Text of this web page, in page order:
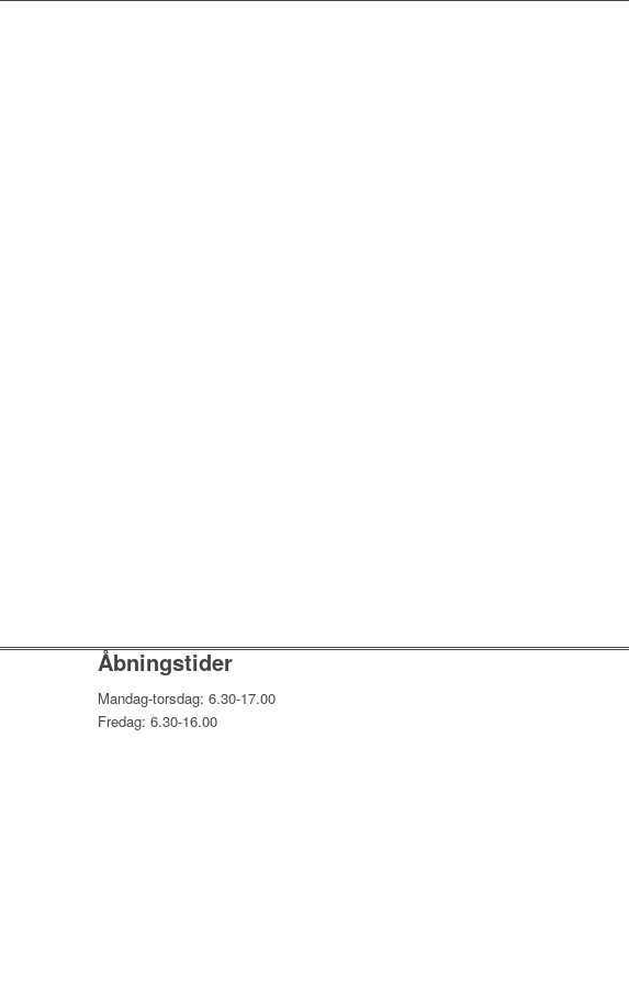
Åbningstider
Mandag-torsdag: 6.30-17.00
Fredag: 6.30-16.00